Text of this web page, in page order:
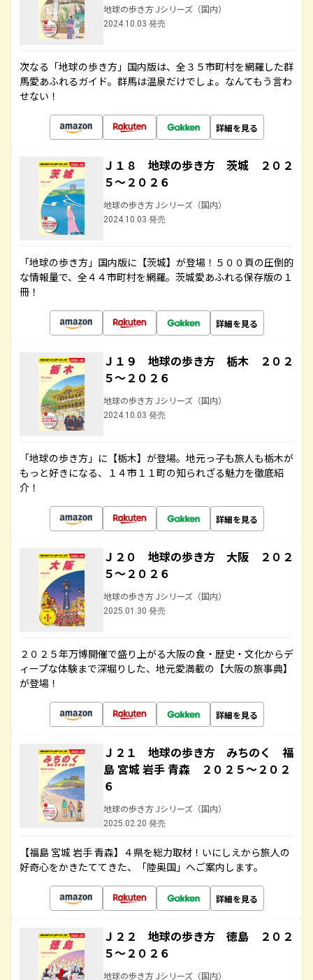
地球の歩き方 Jシリーズ（国内）
2024.10.03 発売
次なる「地球の歩き方」国内版は、全３５市町村を網羅した群
馬愛あふれるガイド。群馬は温泉だけでしょ。なんてもう言わ
せない！
詳細を見る
Ｊ１８ 地球の歩き方 茨城 ２０２
５～２０２６
地球の歩き方 Jシリーズ（国内）
2024.10.03 発売
「地球の歩き方」国内版に【茨城】が登場！５００頁の圧倒的
な情報量で、全４４市町村を網羅。茨城愛あふれる保存版の１
冊！
詳細を見る
Ｊ１９ 地球の歩き方 栃木 ２０２
５～２０２６
地球の歩き方 Jシリーズ（国内）
2024.10.03 発売
「地球の歩き方」に【栃木】が登場。地元っ子も旅人も栃木が
もっと好きになる、１４市１１町の知られざる魅力を徹底紹
介！
詳細を見る
Ｊ２０ 地球の歩き方 大阪 ２０２
５～２０２６
地球の歩き方 Jシリーズ（国内）
2025.01.30 発売
２０２５年万博開催で盛り上がる大阪の食・歴史・文化からデ
ィープな体験まで深堀りした、地元愛満載の【大阪の旅事典】
が登場！
詳細を見る
Ｊ２１ 地球の歩き方 みちのく 福
島 宮城 岩手 青森 ２０２５～２０２
６
地球の歩き方 Jシリーズ（国内）
2025.02.20 発売
【福島 宮城 岩手 青森】４県を総力取材！いにしえから旅人の
好奇心をかきたててきた、「陸奥国」へご案内します。
詳細を見る
Ｊ２２ 地球の歩き方 徳島 ２０２
５～２０２６
地球の歩き方 Jシリーズ（国内）